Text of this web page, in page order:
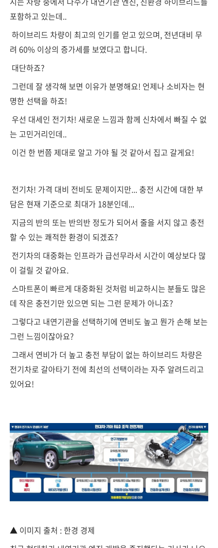
포함하고 있는데..
하이브리드 차량이 최고의 인기를 얻고 있으며, 전년대비 무
려 60% 이상의 증가세를 보였다고 합니다.
대단하죠?
그런데 잘 생각해 보면 이유가 분명해요! 언제나 소비자는 현
명한 선택을 하죠!
우선 대세인 전기차! 새로운 느낌과 함께 신차에서 빠질 수 없
는 고민거리인데..
이건 한 번쯤 제대로 알고 가야 될 것 같아서 집고 갈게요!
전기차! 가격 대비 전비도 문제이지만... 충전 시간에 대한 부
담은 현재 기준으로 최대가 18분인데...
지금의 반의 또는 반의반 정도가 되어서 줄을 서지 않고 충전
할 수 있는 쾌적한 환경이 되겠죠?
전기차의 대중화는 인프라가 급선무라서 시간이 예상보다 많
이 걸릴 것 같아요.
스마트폰이 빠르게 대중화된 것처럼 비교하시는 분들도 많은
데 작은 충전기만 있으면 되는 그런 문제가 아니죠?
그렇다고 내연기관을 선택하기에 연비도 높고 뭔가 손해 보는
그런 느낌이잖아요?
그래서 연비가 더 높고 충전 부담이 없는 하이브리드 차량은
전기차로 갈아타기 전에 최선의 선택이라는 자주 알려드리고
있어요!
▲ 이미지 출처 : 한경 경제